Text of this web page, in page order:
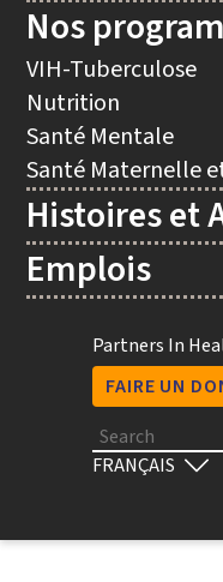
Utility
Partners In
FAIRE UN
Search
Select
Nos
VIH-Tuberculose
Nutrition
Santé Mentale
Santé Maternelle
Histoires et
Emplois